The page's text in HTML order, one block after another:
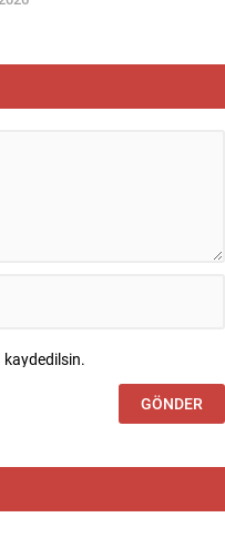
bulundu. Bu sürecin
kaydedilsin.